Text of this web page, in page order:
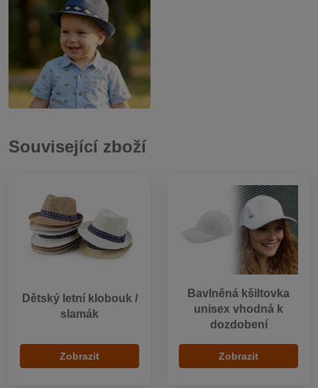
Související zboží
Dětský letní klobouk /
slamák
Zobrazit
Bavlněná kšiltovka
unisex vhodná k
dozdobení
Zobrazit